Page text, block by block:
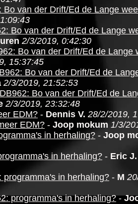
Bo van der Drift/Ed de Lange
Bo van der Drift/Ed de Lange
2/3/2019, 0:42:30
Bo van der Drift/Ed de Lange
15:37:45
Bo van der Drift/Ed de
2/3/2019, 21:52:53
Bo van der Drift/Ed de
2/3/2019, 23:32:48
EDM? - Dennis V. 28/2/2019,
EDM? - Joop mokum 1/3/
in herhaling? - Joop
in herhaling? - Eric J.
programma's in herhaling? - M
programma's in herhaling?-